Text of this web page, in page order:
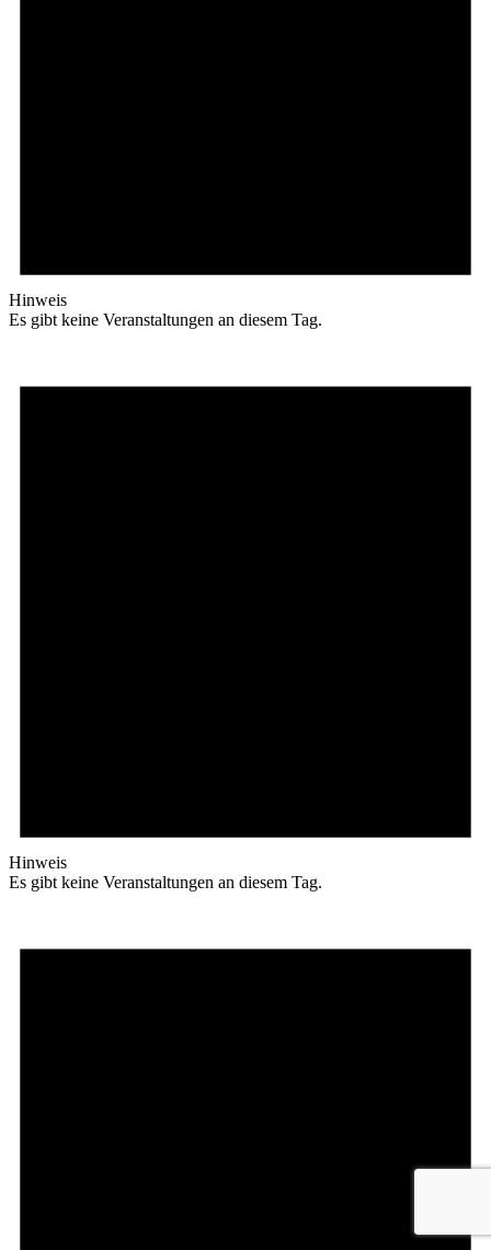
Hinweis
Es gibt keine Veranstaltungen an diesem Tag.
Hinweis
Es gibt keine Veranstaltungen an diesem Tag.